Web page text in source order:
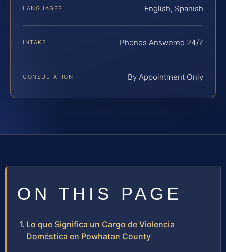
LANGUAGES English, Spanish
INTAKE Phones Answered 24/7
CONSULTATION By Appointment Only
ON THIS PAGE
Lo que Significa un Cargo de Violencia
Doméstica en Powhatan County